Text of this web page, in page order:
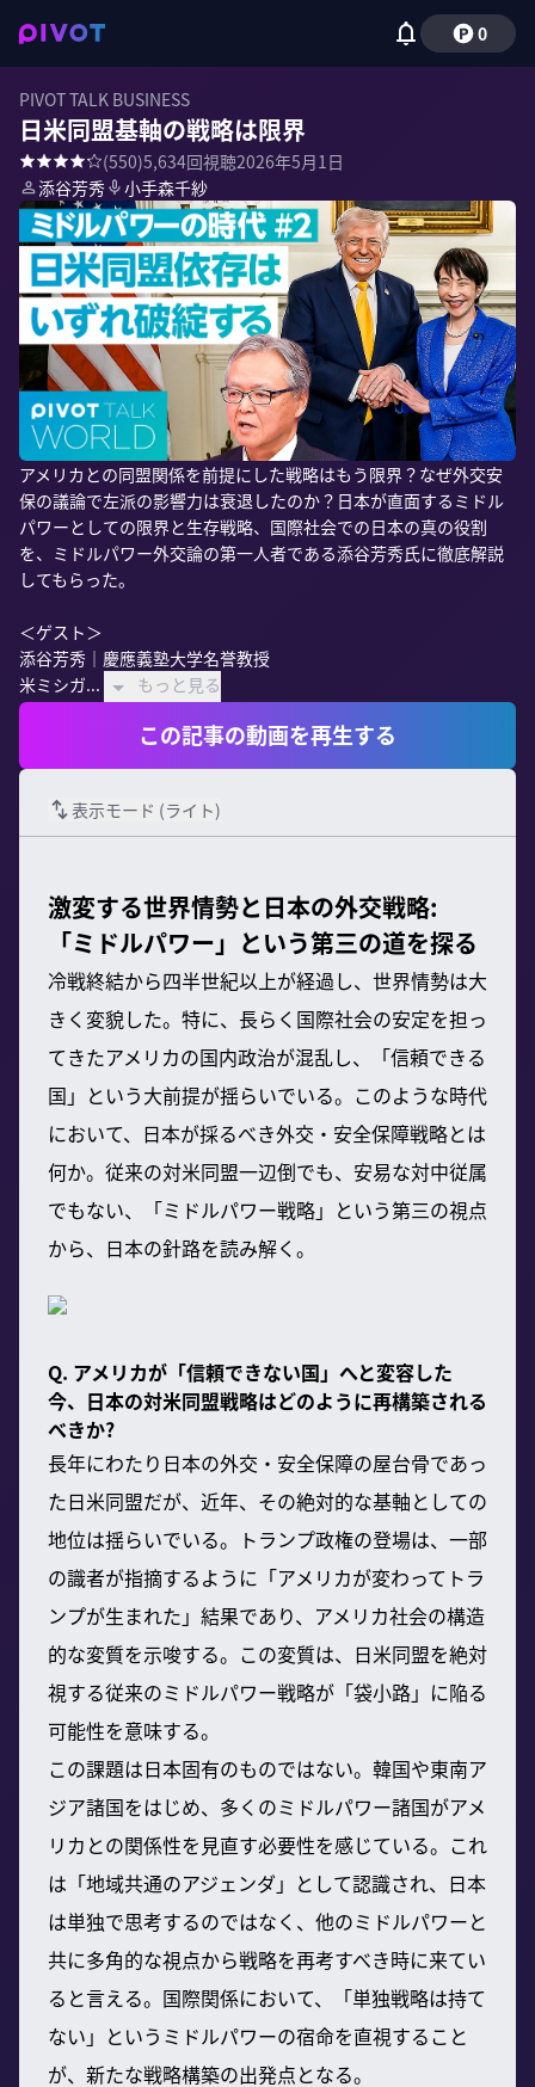
0
PIVOT TALK BUSINESS
日米同盟基軸の戦略は限界
(550)5,634回視聴2026年5月1日
添谷芳秀
小手森千紗
アメリカとの同盟関係を前提にした戦略はもう限界？なぜ外交安
保の議論で左派の影響力は衰退したのか？日本が直面するミドル
パワーとしての限界と生存戦略、国際社会での日本の真の役割
を、ミドルパワー外交論の第一人者である添谷芳秀氏に徹底解説
してもらった。
＜ゲスト＞
添谷芳秀｜慶應義塾大学名誉教授
米ミシガ...
もっと見る
この記事の動画を再生する
表示モード (ライト)
激変する世界情勢と日本の外交戦略:
「ミドルパワー」という第三の道を探る
冷戦終結から四半世紀以上が経過し、世界情勢は大
きく変貌した。特に、長らく国際社会の安定を担っ
てきたアメリカの国内政治が混乱し、「信頼できる
国」という大前提が揺らいでいる。このような時代
において、日本が採るべき外交・安全保障戦略とは
何か。従来の対米同盟一辺倒でも、安易な対中従属
でもない、「ミドルパワー戦略」という第三の視点
から、日本の針路を読み解く。
Q. アメリカが「信頼できない国」へと変容した
今、日本の対米同盟戦略はどのように再構築される
べきか?
長年にわたり日本の外交・安全保障の屋台骨であっ
た日米同盟だが、近年、その絶対的な基軸としての
地位は揺らいでいる。トランプ政権の登場は、一部
の識者が指摘するように「アメリカが変わってトラ
ンプが生まれた」結果であり、アメリカ社会の構造
的な変質を示唆する。この変質は、日米同盟を絶対
視する従来のミドルパワー戦略が「袋小路」に陥る
可能性を意味する。
この課題は日本固有のものではない。韓国や東南ア
ジア諸国をはじめ、多くのミドルパワー諸国がアメ
リカとの関係性を見直す必要性を感じている。これ
は「地域共通のアジェンダ」として認識され、日本
は単独で思考するのではなく、他のミドルパワーと
共に多角的な視点から戦略を再考すべき時に来てい
ると言える。国際関係において、「単独戦略は持て
ない」というミドルパワーの宿命を直視すること
が、新たな戦略構築の出発点となる。